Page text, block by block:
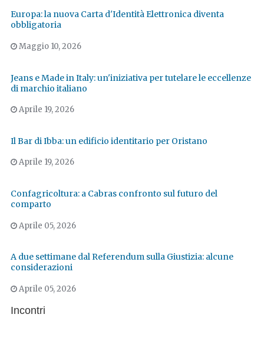
Europa: la nuova Carta d'Identità Elettronica diventa
obbligatoria
Maggio 10, 2026
Jeans e Made in Italy: un'iniziativa per tutelare le eccellenze
di marchio italiano
Aprile 19, 2026
Il Bar di Ibba: un edificio identitario per Oristano
Aprile 19, 2026
Confagricoltura: a Cabras confronto sul futuro del
comparto
Aprile 05, 2026
A due settimane dal Referendum sulla Giustizia: alcune
considerazioni
Aprile 05, 2026
Incontri